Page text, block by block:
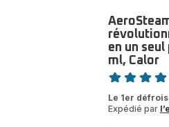
en un
ml, Calor
Note
Le 1er
Expédié par